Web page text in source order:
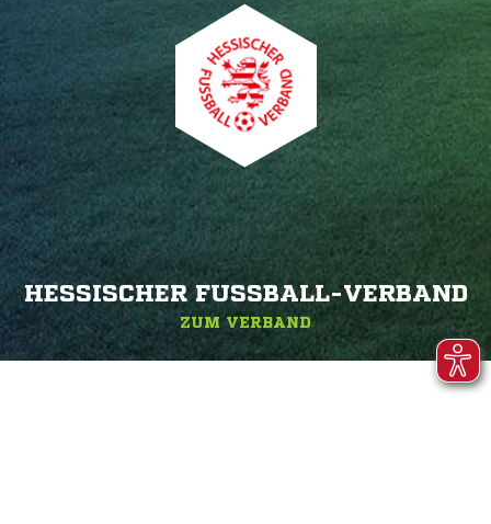
HESSISCHER FUSSBALL-VERBAND
ZUM VERBAND